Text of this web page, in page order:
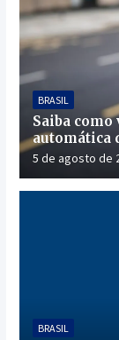
BRASIL
Saiba
automática
Pensão”
5 de agosto de
BRASIL